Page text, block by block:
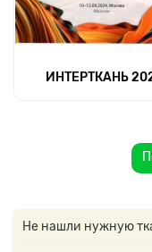
ИНТЕРТКАНЬ
Не нашли нужную